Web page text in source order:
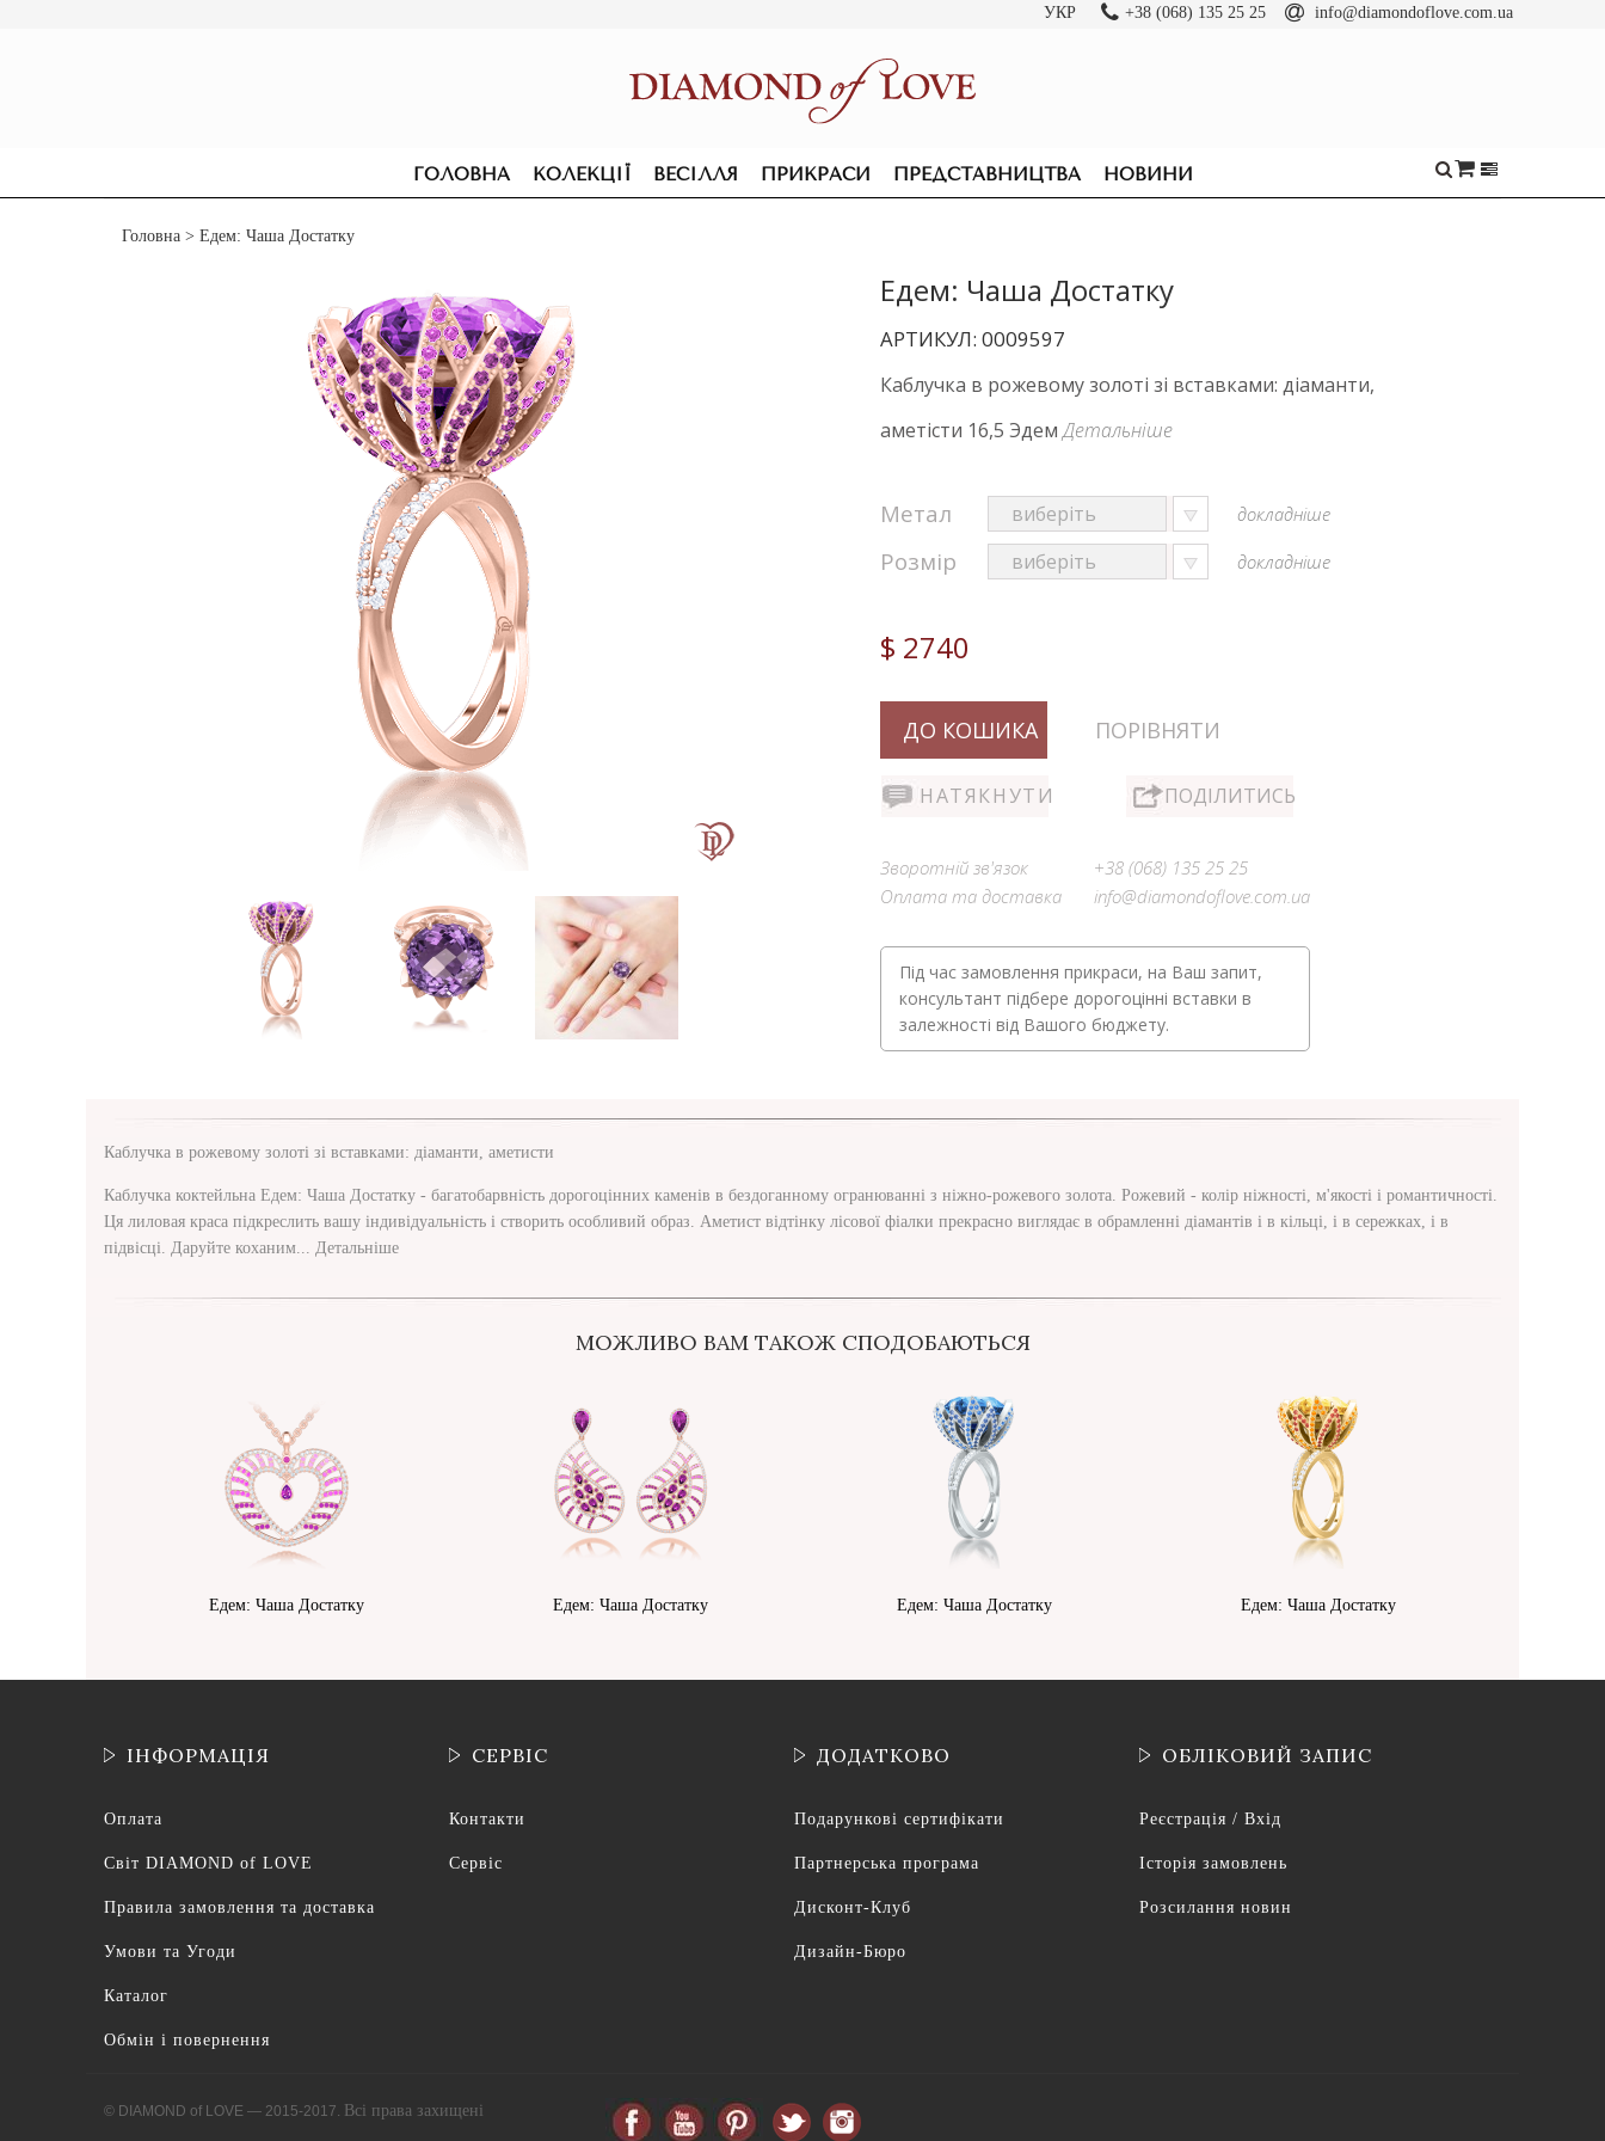
УКР +38 (068) 135 25 25 info@diamondoflove.com.ua
ГОЛОВНА КОЛЕКЦІЇ ВЕСІЛЛЯ
ДЛЯ ЗАРУЧИН ОБРУЧКИ
ПРИКРАСИ
СЕРЕЖКИ ПІДВІСКИ ТА КОЛЬЄ КАБЛУЧКИ
ПРЕДСТАВНИЦТВА НОВИНИ
Головна > Едем: Чаша Достатку
Едем: Чаша Достатку
АРТИКУЛ: 0009597
Каблучка в рожевому золоті зі вставками: діаманти,
аметісти 16,5 ЭдемДетальніше
Метал докладніше
Розмір докладніше
$ 2740
ДО КОШИКА ПОРІВНЯТИ
НАТЯКНУТИ ПОДІЛИТИСЬ
Зворотній зв'язок
Оплата та доставка
+38 (068) 135 25 25
info@diamondoflove.com.ua
Під час замовлення прикраси, на Ваш запит,
консультант підбере дорогоцінні вставки в
залежності від Вашого бюджету.
Каблучка в рожевому золоті зі вставками: діаманти, аметисти
Каблучка коктейльна Едем: Чаша Достатку - багатобарвність дорогоцінних каменів в бездоганному огранюванні з ніжно-рожевого золота. Рожевий - колір ніжності, м'якості і романтичності.
Ця лиловая краса підкреслить вашу індивідуальність і створить особливий образ. Аметист відтінку лісової фіалки прекрасно виглядає в обрамленні діамантів і в кільці, і в сережках, і в
підвісці. Даруйте коханим... Детальніше
МОЖЛИВО ВАМ ТАКОЖ СПОДОБАЮТЬСЯ
Едем: Чаша Достатку Едем: Чаша Достатку Едем: Чаша Достатку Едем: Чаша Достатку
ІНФОРМАЦІЯ
Оплата
Світ DIAMOND of LOVE
Правила замовлення та доставка
Умови та Угоди
Каталог
Обмін і повернення
СЕРВІС
Контакти
Сервіс
ДОДАТКОВО
Подарункові сертифікати
Партнерська програма
Дисконт-Клуб
Дизайн-Бюро
ОБЛІКОВИЙ ЗАПИС
Реєстрація / Вхід
Історія замовлень
Розсилання новин
© DIAMOND of LOVE — 2015-2017. Всі права захищені